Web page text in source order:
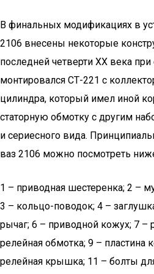
В финальных модификациях в
2106 внесены некоторые
последней четверти ХХ века
монтировался СТ-221 с
цилиндра, который имел иной
статорную обмотку с другим
и сериесного вида.
ваз 2106 можно посмотреть
1 – приводная шестеренка; 2 –
3 – кольцо-поводок; 4 –
рычаг; 6 – приводной кожух; 7 –
релейная обмотка; 9 – пластина
релейная крышка; 11 – болты